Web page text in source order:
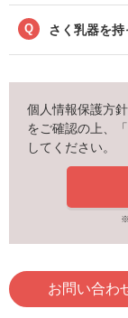
Q さく乳器を
個人情報保護方
をご確認の上、
してください。
お問い合わ